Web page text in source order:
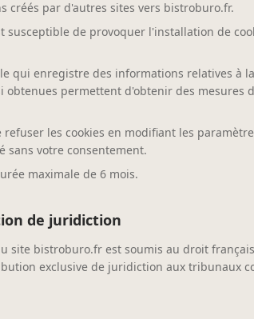
créés par d'autres sites vers bistroburo.fr.
de provoquer l'installation de
qui enregistre des informations relatives à
obtenues permettent d'obtenir des mesures
les cookies en modifiant les
sans votre consentement.
maximale de 6 mois.
de juridiction
site bistroburo.fr est soumis au droit
exclusive de juridiction aux tribunaux